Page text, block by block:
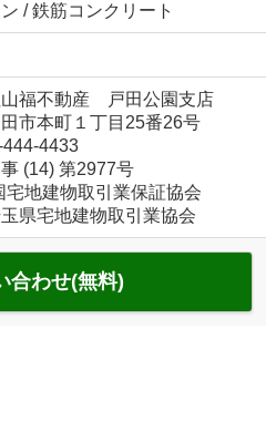
/ 鉄筋コンクリート
福不動産 戸田公園支店
市本町１丁目25番26号
4433
(14) 第2977号
宅地建物取引業保証協会
玉県宅地建物取引業協会
合わせ(無料)